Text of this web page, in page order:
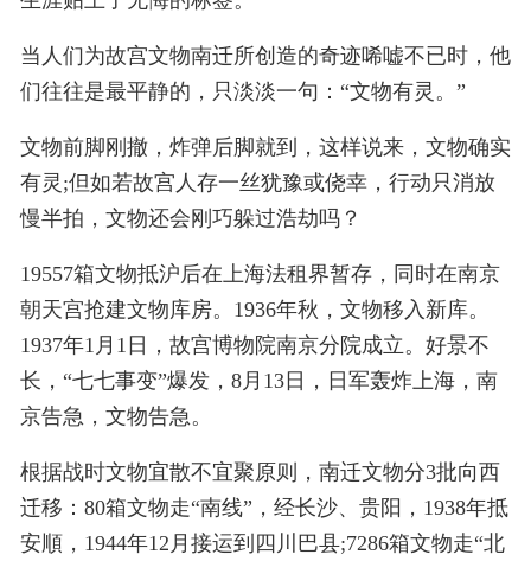
当人们为故宫文物南迁所创造的奇迹唏嘘不已时，他
们往往是最平静的，只淡淡一句：“文物有灵。”
文物前脚刚撤，炸弹后脚就到，这样说来，文物确实
有灵;但如若故宫人存一丝犹豫或侥幸，行动只消放
慢半拍，文物还会刚巧躲过浩劫吗？
19557箱文物抵沪后在上海法租界暂存，同时在南京
朝天宫抢建文物库房。1936年秋，文物移入新库。
1937年1月1日，故宫博物院南京分院成立。好景不
长，“七七事变”爆发，8月13日，日军轰炸上海，南
京告急，文物告急。
根据战时文物宜散不宜聚原则，南迁文物分3批向西
迁移：80箱文物走“南线”，经长沙、贵阳，1938年抵
安順，1944年12月接运到四川巴县;7286箱文物走“北